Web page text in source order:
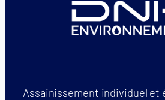
Assainissement individuel et